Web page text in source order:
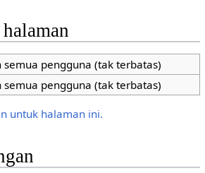
semua pengguna (tak terbatas)
semua pengguna (tak terbatas)
untuk halaman ini.